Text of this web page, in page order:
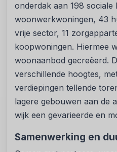
onderdak aan 198
woonwerkwoningen, 43
vrije sector, 11
koopwoningen. Hiermee
woonaanbod gecreëerd.
verschillende hoogtes,
verdiepingen tellende
lagere gebouwen aan de
wijk een gevarieerde en
Samenwerking en